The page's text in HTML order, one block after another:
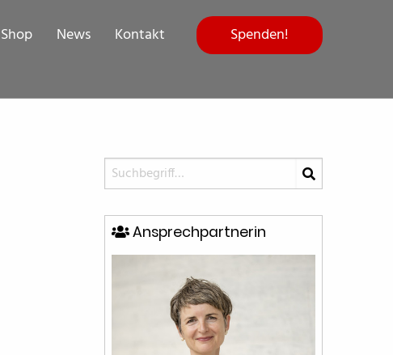
Spenden!
Shop News Kontakt
Ansprechpartnerin